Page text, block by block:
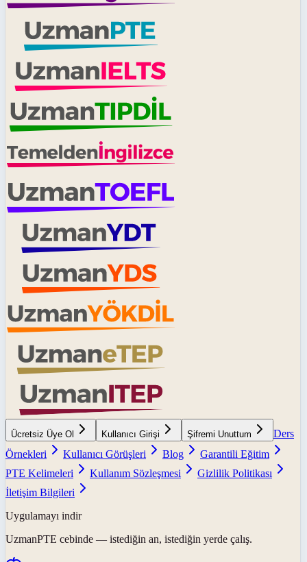
Ücretsiz Üye Ol Kullanıcı Girişi Şifremi Unuttum
Ders
Örnekleri
Kullanıcı Görüşleri Blog
Garantili Eğitim
PTE Kelimeleri
Kullanım Sözleşmesi
Gizlilik Politikası
İletişim Bilgileri
Uygulamayı indir
UzmanPTE cebinde — istediğin an, istediğin yerde çalış.